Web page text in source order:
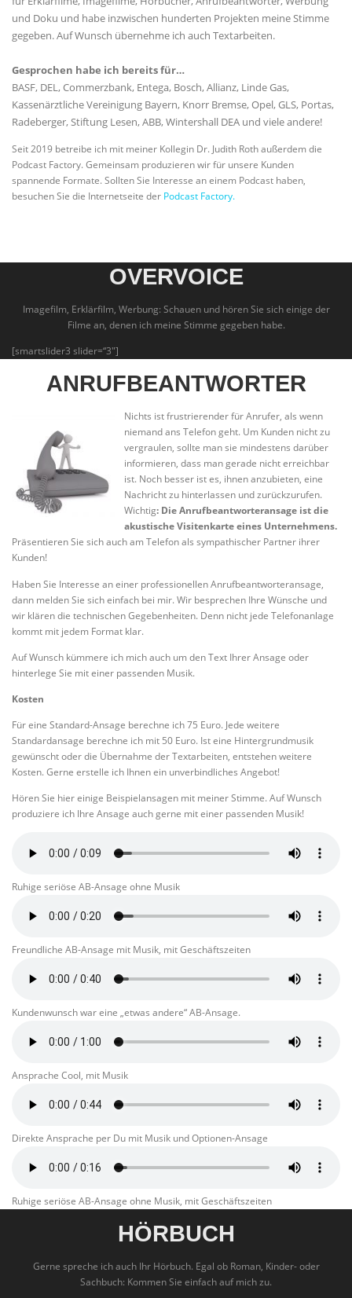
und Doku und habe inzwischen hunderten Projekten meine Stimme
gegeben. Auf Wunsch übernehme ich auch Textarbeiten.
Gesprochen habe ich bereits für…
BASF, DEL, Commerzbank, Entega, Bosch, Allianz, Linde Gas,
Kassenärztliche Vereinigung Bayern, Knorr Bremse, Opel, GLS, Portas,
Radeberger, Stiftung Lesen, ABB, Wintershall DEA und viele andere!
Seit 2019 betreibe ich mit meiner Kollegin Dr. Judith Roth außerdem die
Podcast Factory. Gemeinsam produzieren wir für unsere Kunden
spannende Formate. Sollten Sie Interesse an einem Podcast haben,
besuchen Sie die Internetseite der Podcast Factory.
OVERVOICE
Imagefilm, Erklärfilm, Werbung: Schauen und hören Sie sich einige der
Filme an, denen ich meine Stimme gegeben habe.
[smartslider3 slider=“3″]
ANRUFBEANTWORTER
Nichts ist frustrierender für Anrufer, als wenn
niemand ans Telefon geht. Um Kunden nicht zu
vergraulen, sollte man sie mindestens darüber
informieren, dass man gerade nicht erreichbar
ist. Noch besser ist es, ihnen anzubieten, eine
Nachricht zu hinterlassen und zurückzurufen.
Wichtig: Die Anrufbeantworteransage ist die
akustische Visitenkarte eines Unternehmens.
Präsentieren Sie sich auch am Telefon als sympathischer Partner ihrer
Kunden!
Haben Sie Interesse an einer professionellen Anrufbeantworteransage,
dann melden Sie sich einfach bei mir. Wir besprechen Ihre Wünsche und
wir klären die technischen Gegebenheiten. Denn nicht jede Telefonanlage
kommt mit jedem Format klar.
Auf Wunsch kümmere ich mich auch um den Text Ihrer Ansage oder
hinterlege Sie mit einer passenden Musik.
Kosten
Für eine Standard-Ansage berechne ich 75 Euro. Jede weitere
Standardansage berechne ich mit 50 Euro. Ist eine Hintergrundmusik
gewünscht oder die Übernahme der Textarbeiten, entstehen weitere
Kosten. Gerne erstelle ich Ihnen ein unverbindliches Angebot!
Hören Sie hier einige Beispielansagen mit meiner Stimme. Auf Wunsch
produziere ich Ihre Ansage auch gerne mit einer passenden Musik!
Ruhige seriöse AB-Ansage ohne Musik
Freundliche AB-Ansage mit Musik, mit Geschäftszeiten
Kundenwunsch war eine „etwas andere“ AB-Ansage.
Ansprache Cool, mit Musik
Direkte Ansprache per Du mit Musik und Optionen-Ansage
Ruhige seriöse AB-Ansage ohne Musik, mit Geschäftszeiten
HÖRBUCH
Gerne spreche ich auch Ihr Hörbuch. Egal ob Roman, Kinder- oder
Sachbuch: Kommen Sie einfach auf mich zu.